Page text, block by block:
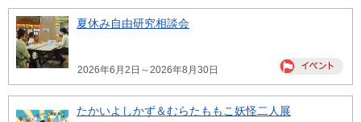
夏休み自由研究相談会
2026年6月2日～2026年8月30日
たかいよしかず＆むらたももこ妖怪二人展